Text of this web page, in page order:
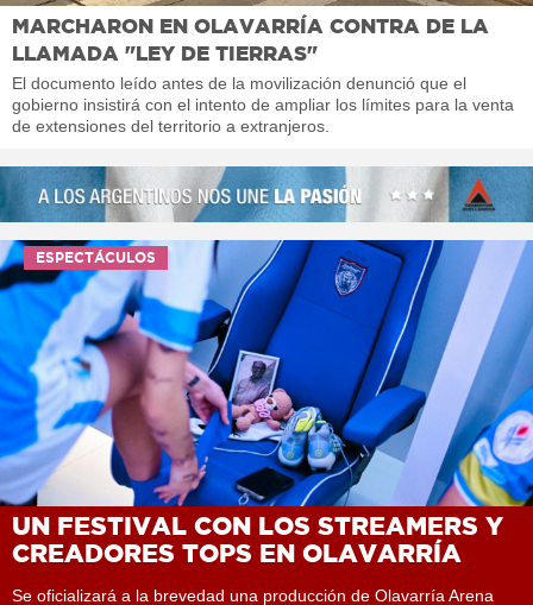
MARCHARON EN OLAVARRÍA CONTRA DE LA
LLAMADA "LEY DE TIERRAS"
El documento leído antes de la movilización denunció que el
gobierno insistirá con el intento de ampliar los límites para la venta
de extensiones del territorio a extranjeros.
ESPECTÁCULOS
UN FESTIVAL CON LOS STREAMERS Y
CREADORES TOPS EN OLAVARRÍA
Se oficializará a la brevedad una producción de Olavarría Arena